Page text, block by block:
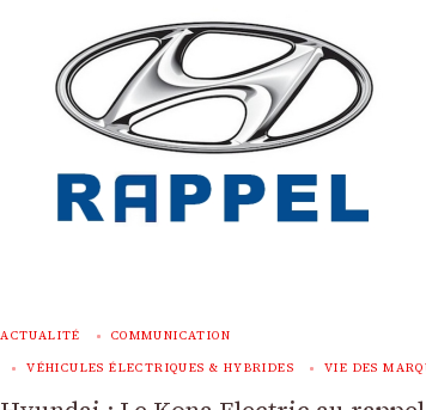
ACTUALITÉ COMMUNICATION
VÉHICULES ÉLECTRIQUES & HYBRIDES VIE DES